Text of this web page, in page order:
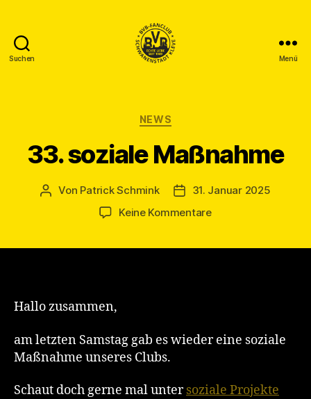
Suchen
Kleve
Menü
Kategorien
NEWS
33. soziale Maßnahme
Beitragsautor
Von Patrick Schmink Veröffentlichungsdatum
31. Januar 2025
Keine Kommentarezu
Hallo zusammen,
am letzten Samstag gab es wieder eine soziale
Maßnahme unseres Clubs.
Schaut doch gerne mal untersoziale Projekte